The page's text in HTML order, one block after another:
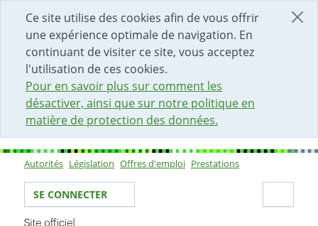
Ce site utilise des cookies afin de vous offrir
une expérience optimale de navigation. En
continuant de visiter ce site, vous acceptez
l'utilisation de ces cookies.
Pour en savoir plus sur comment les
désactiver, ainsi que sur notre politique en
matière de protection des données.
DÉBUT DU CONTENU DE LA PAGE
ACCÈS AU CHAMP DE RECHERCHE
PAGE D'ACCUEIL
FORMULAIRE DE CONTACT
Sous-navigation
Autorités Législation Offres d'emploi Prestations
Votre identité
SE CONNECTER